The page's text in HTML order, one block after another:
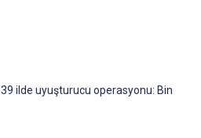
39 ilde uyuşturucu operasyonu: Bin